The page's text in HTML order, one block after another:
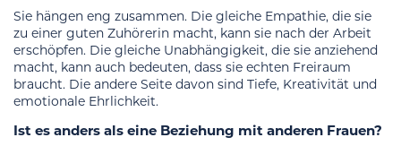
Sie hängen eng zusammen. Die gleiche Empathie, die sie
zu einer guten Zuhörerin macht, kann sie nach der Arbeit
erschöpfen. Die gleiche Unabhängigkeit, die sie anziehend
macht, kann auch bedeuten, dass sie echten Freiraum
braucht. Die andere Seite davon sind Tiefe, Kreativität und
emotionale Ehrlichkeit.
Ist es anders als eine Beziehung mit anderen Frauen?